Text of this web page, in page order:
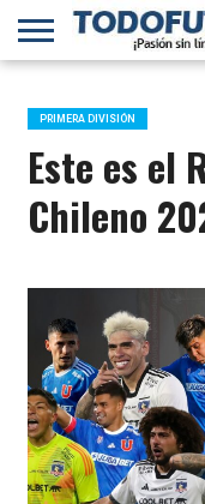
PRIMERA
B
SELECCIÓN
CHILENA
CHILENOS
EN EL
MUNDO
FÚTBOL
INTERNACIONAL
PRIMERA DIVISIÓN
Este es el
Chileno